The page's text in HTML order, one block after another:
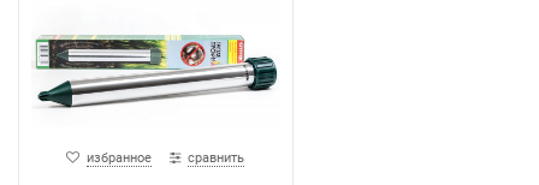
избранное сравнить